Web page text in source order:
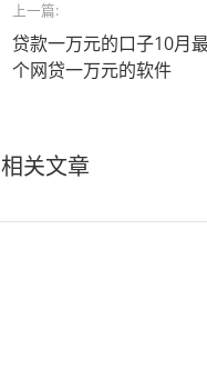
上一篇:
贷款一万元的口子10月
个网贷一万元的软件
相关文章